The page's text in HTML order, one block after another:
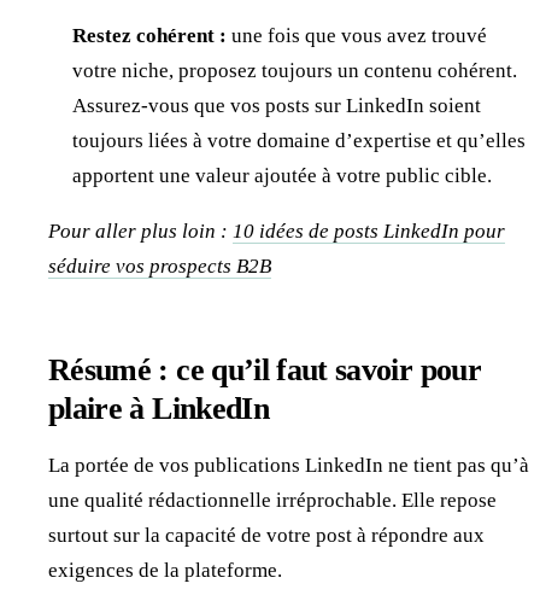
Restez cohérent : une fois que vous avez trouvé
votre niche, proposez toujours un contenu cohérent.
Assurez-vous que vos posts sur LinkedIn soient
toujours liées à votre domaine d’expertise et qu’elles
apportent une valeur ajoutée à votre public cible.
Pour aller plus loin : 10 idées de posts LinkedIn pour
séduire vos prospects B2B
Résumé : ce qu’il faut savoir pour
plaire à LinkedIn
La portée de vos publications LinkedIn ne tient pas qu’à
une qualité rédactionnelle irréprochable. Elle repose
surtout sur la capacité de votre post à répondre aux
exigences de la plateforme.